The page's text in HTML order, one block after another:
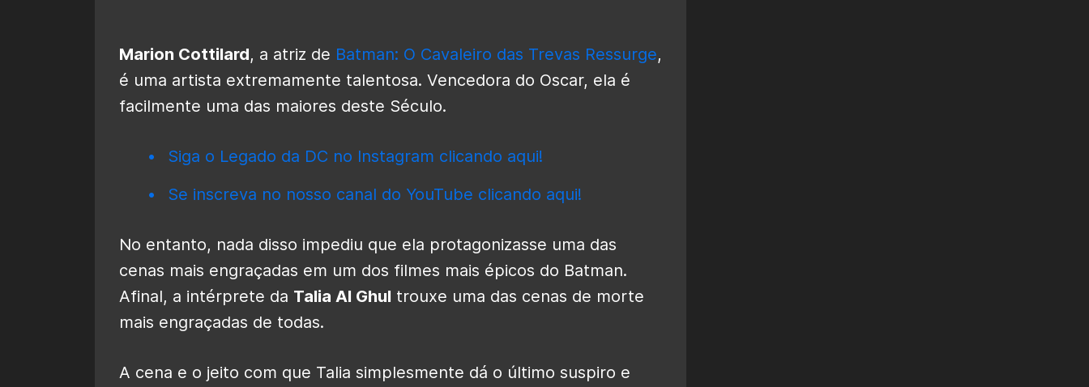
Marion Cottilard, a atriz de Batman: O Cavaleiro das Trevas Ressurge,
é uma artista extremamente talentosa. Vencedora do Oscar, ela é
facilmente uma das maiores deste Século.
Siga o Legado da DC no Instagram clicando aqui!
Se inscreva no nosso canal do YouTube clicando aqui!
No entanto, nada disso impediu que ela protagonizasse uma das
cenas mais engraçadas em um dos filmes mais épicos do Batman.
Afinal, a intérprete da Talia Al Ghul trouxe uma das cenas de morte
mais engraçadas de todas.
A cena e o jeito com que Talia simplesmente dá o último suspiro e